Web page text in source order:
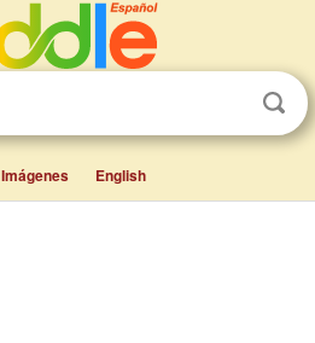
Imágenes English